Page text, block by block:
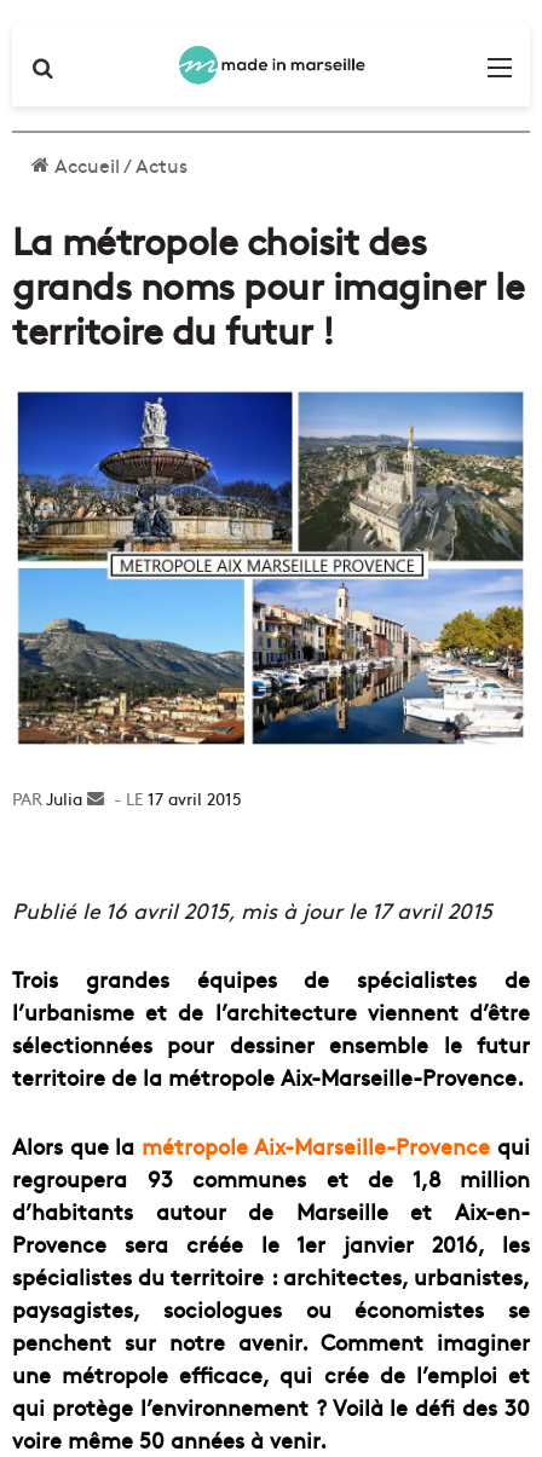
Accueil/Actus
La métropole choisit des
grands noms pour imaginer le
territoire du futur !
Julia
Envoyer17 avril 2015
Publié le 16 avril 2015, mis à jour le 17 avril 2015
Trois grandes équipes de spécialistes de
l’urbanisme et de l’architecture viennent d’être
sélectionnées pour dessiner ensemble le futur
territoire de la métropole Aix-Marseille-Provence.
Alors que la métropole Aix-Marseille-Provence qui
regroupera 93 communes et de 1,8 million
d’habitants autour de Marseille et Aix-en-
Provence sera créée le 1er janvier 2016, les
spécialistes du territoire : architectes, urbanistes,
paysagistes, sociologues ou économistes se
penchent sur notre avenir. Comment imaginer
une métropole efficace, qui crée de l’emploi et
qui protège l’environnement ? Voilà le défi des 30
voire même 50 années à venir.